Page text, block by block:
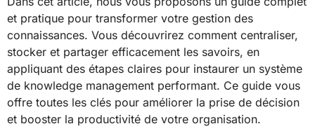
et pratique pour transformer votre gestion des
connaissances. Vous découvrirez comment centraliser,
stocker et partager efficacement les savoirs, en
appliquant des étapes claires pour instaurer un système
de knowledge management performant. Ce guide vous
offre toutes les clés pour améliorer la prise de décision
et booster la productivité de votre organisation.